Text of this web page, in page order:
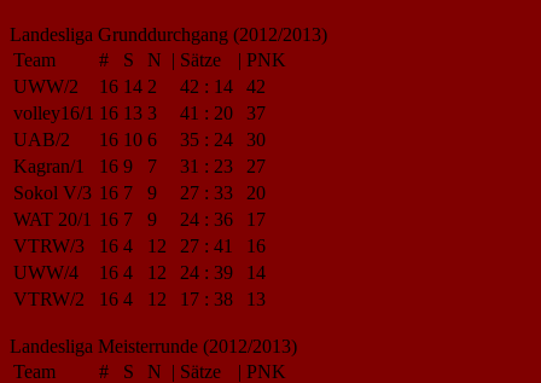
Landesliga Grunddurchgang (2012/2013)
Team
# S N | Sätze | PNK
UWW/2
16 14 2 42 : 14
42
volley16/1 16 13 3 41 : 20
37
UAB/2
16 10 6 35 : 24
30
Kagran/1
16 9 7 31 : 23
27
Sokol V/3 16 7 9 27 : 33
20
WAT 20/1 16 7 9 24 : 36
17
VTRW/3
16 4 12 27 : 41
16
UWW/4
16 4 12 24 : 39
14
VTRW/2
16 4 12 17 : 38 13
Landesliga Meisterrunde (2012/2013)
Team
# S N | Sätze | PNK